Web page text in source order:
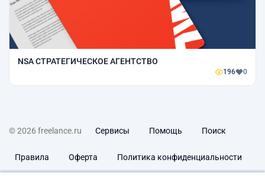
NSA СТРАТЕГИЧЕСКОЕ АГЕНТСТВО
196 0
© 2026 freelance.ru Сервисы Помощь Поиск
Правила Оферта Политика конфиденциальности